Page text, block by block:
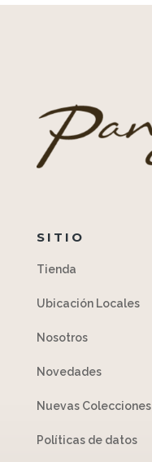
SITIO
Tienda
Ubicación Locales
Nosotros
Novedades
Nuevas Colecciones
Políticas de datos